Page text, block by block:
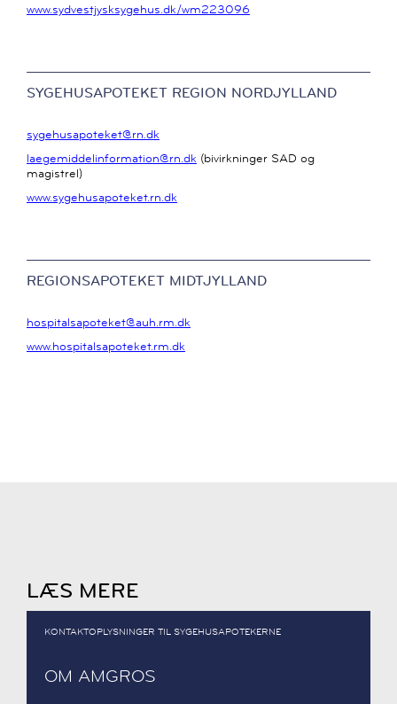
www.sydvestjysksygehus.dk/wm223096
SYGEHUSAPOTEKET REGION NORDJYLLAND
sygehusapoteket@rn.dk
laegemiddelinformation@rn.dk (bivirkninger SAD og
magistrel)
www.sygehusapoteket.rn.dk
REGIONSAPOTEKET MIDTJYLLAND
hospitalsapoteket@auh.rm.dk
www.hospitalsapoteket.rm.dk
LÆS MERE
KONTAKTOPLYSNINGER TIL SYGEHUSAPOTEKERNE
OM AMGROS